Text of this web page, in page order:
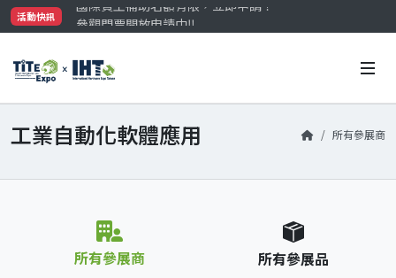
活動快訊
參觀門票開放申請中‼️
最大規模台灣五金展TiTE x IHT，2026/10/20-22與您在
工業自動化軟體應用 所有參展商
所有參展商 所有參展品